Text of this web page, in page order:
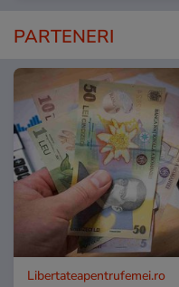
PARTENERI
Libertateapentrufemei.ro